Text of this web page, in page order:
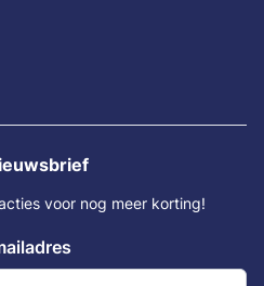
voor nog meer korting!